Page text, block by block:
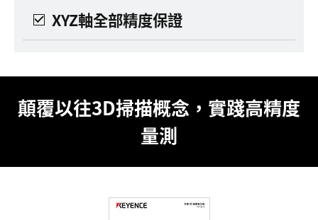
顛覆以往3D掃描概念，實踐高精度
量測
XYZ軸全部精度保證